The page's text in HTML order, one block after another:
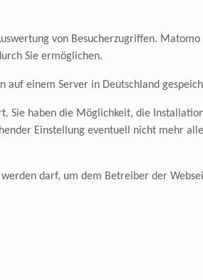
von Besucherzugriffen.
Sie ermöglichen.
auf einem Server in Deutschland
Sie haben die Möglichkeit, die
Einstellung eventuell nicht mehr
darf, um dem Betreiber der